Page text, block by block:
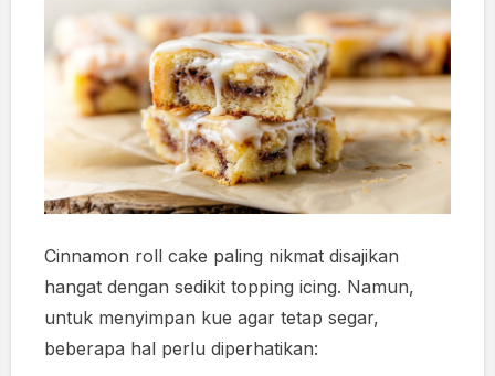
Cinnamon roll cake paling nikmat disajikan
hangat dengan sedikit topping icing. Namun,
untuk menyimpan kue agar tetap segar,
beberapa hal perlu diperhatikan: